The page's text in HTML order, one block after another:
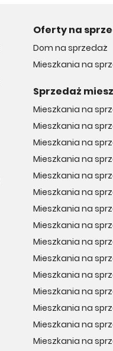
Oferty na
Dom na sprzedaż
Mieszkania na
Sprzedaż
Mieszkania na
Mieszkania na
Mieszkania na
Mieszkania na
Mieszkania na
Mieszkania na
Mieszkania na
Mieszkania na
Mieszkania na
Mieszkania na
Mieszkania na
Mieszkania na
Mieszkania na
Mieszkania na
Mieszkania na